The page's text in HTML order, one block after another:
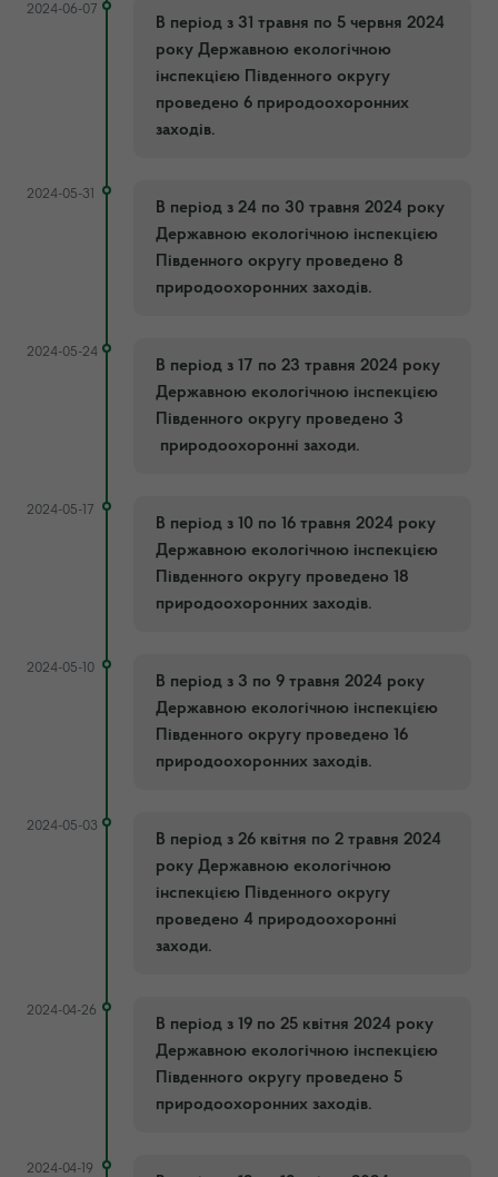
2024-06-07
В період з 31 травня по 5 червня 2024
року Державною екологічною
інспекцією Південного округу
проведено 6 природоохоронних
заходів.
2024-05-31
В період з 24 по 30 травня 2024 року
Державною екологічною інспекцією
Південного округу проведено 8
природоохоронних заходів.
2024-05-24
В період з 17 по 23 травня 2024 року
Державною екологічною інспекцією
Південного округу проведено 3
природоохоронні заходи.
2024-05-17
В період з 10 по 16 травня 2024 року
Державною екологічною інспекцією
Південного округу проведено 18
природоохоронних заходів.
2024-05-10
В період з 3 по 9 травня 2024 року
Державною екологічною інспекцією
Південного округу проведено 16
природоохоронних заходів.
2024-05-03
В період з 26 квітня по 2 травня 2024
року Державною екологічною
інспекцією Південного округу
проведено 4 природоохоронні
заходи.
2024-04-26
В період з 19 по 25 квітня 2024 року
Державною екологічною інспекцією
Південного округу проведено 5
природоохоронних заходів.
2024-04-19